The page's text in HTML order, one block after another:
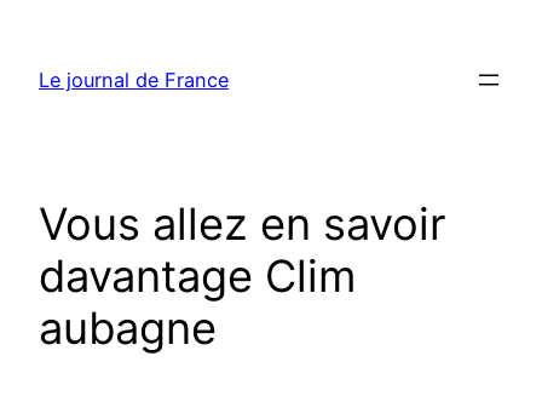
contenu
Le journal de France
Vous allez en savoir
davantage Clim
aubagne